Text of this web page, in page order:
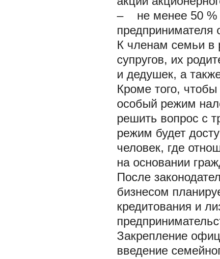
– не менее 50 %
предпринимателя
К членам семьи в
супругов, их
и дедушек, а
Кроме того,
особый режим
решить вопрос с
режим будет
человек, где
на основании
После
бизнесом
кредитования и
Закрепление
введение